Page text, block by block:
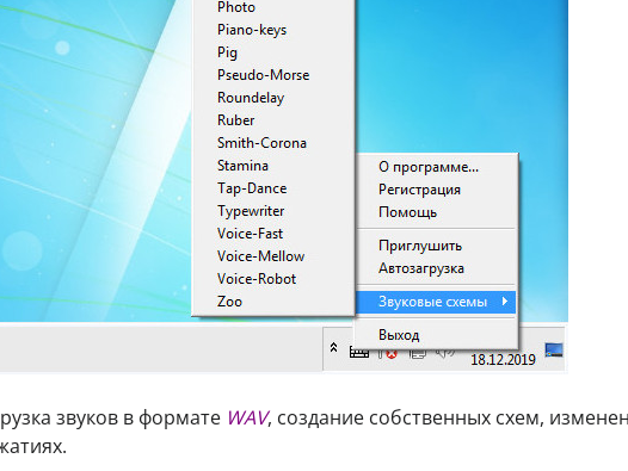
звуков в формате WAV, создание собственных схем,